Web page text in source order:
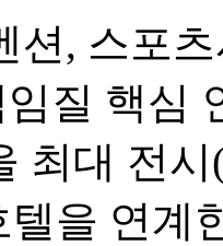
션, 스포
질 핵심
최대 전시
텔을 연계